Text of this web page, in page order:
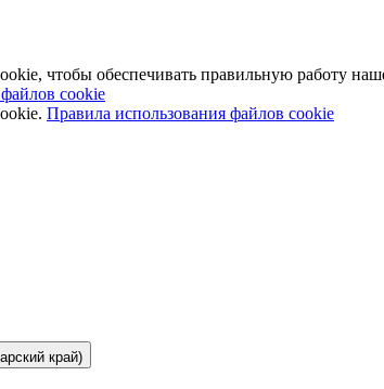
чтобы обеспечивать правильную работу
cookie
Правила использования файлов cookie
край)